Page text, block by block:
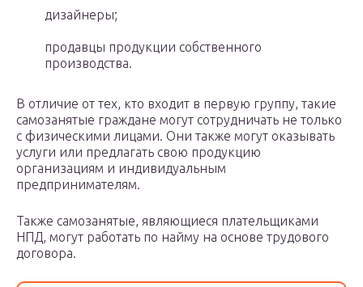
дизайнеры;
продавцы продукции собственного
производства.
В отличие от тех, кто входит в первую группу, такие
самозанятые граждане могут сотрудничать не только
с физическими лицами. Они также могут оказывать
услуги или предлагать свою продукцию
организациям и индивидуальным
предпринимателям.
Также самозанятые, являющиеся плательщиками
НПД, могут работать по найму на основе трудового
договора.